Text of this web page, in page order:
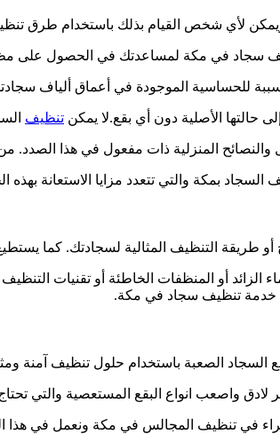
لأي شخص القيام بذلك باستخدام طرق
سجاد في مكة لمساعدتك في الحصول على
المسببة للحساسية الموجودة في أعماق ألياف
حالتها الأصلية دون أي بقع.لا يمكن تنظيف
المنزلية ذات مفعول في هذا الصدد.
بمكة والتي تتعدد مزايا الاستعانة بهذه
أو طريقة التنظيف المثالية لسجادتك. كما
الزائد أو المنظفات الخاطئة أو تقنيات
خدمة تنظيف سجاد في مكة.
السجاد الصعبة باستخدام حلول تنظيف آمنة
لادق واصعب انواع البقع المستعصية والتي
في تنظيف المجالس في مكة ونعمل في هذا